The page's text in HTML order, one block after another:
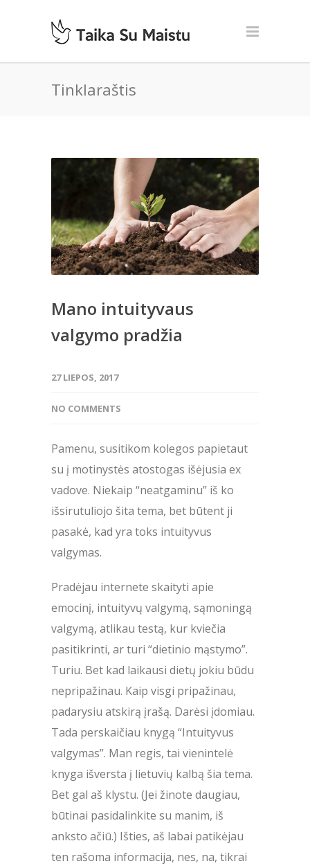
Tinklaraštis
Mano intuityvaus
valgymo pradžia
27 LIEPOS, 2017
NO COMMENTS
Pamenu, susitikom kolegos papietaut
su į motinystės atostogas išėjusia ex
vadove. Niekaip “neatgaminu” iš ko
išsirutuliojo šita tema, bet būtent ji
pasakė, kad yra toks intuityvus
valgymas.
Pradėjau internete skaityti apie
emocinį, intuityvų valgymą, sąmoningą
valgymą, atlikau testą, kur kviečia
pasitikrinti, ar turi “dietinio mąstymo”.
Turiu. Bet kad laikausi dietų jokiu būdu
nepripažinau. Kaip visgi pripažinau,
padarysiu atskirą įrašą. Darėsi įdomiau.
Tada perskaičiau knygą “Intuityvus
valgymas”. Man regis, tai vienintelė
knyga išversta į lietuvių kalbą šia tema.
Bet gal aš klystu. (Jei žinote daugiau,
būtinai pasidalinkite su manim, iš
anksto ačiū.) Išties, aš labai patikėjau
ten rašoma informacija, nes, na, tikrai